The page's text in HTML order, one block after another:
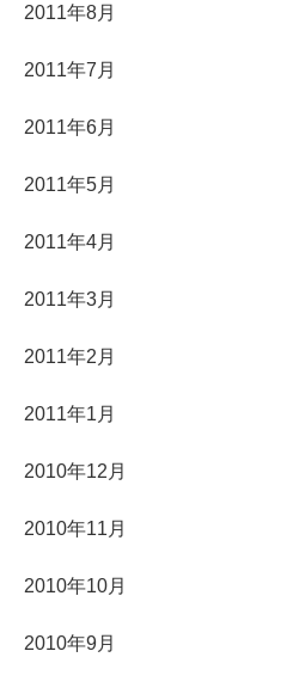
2011年8月
2011年7月
2011年6月
2011年5月
2011年4月
2011年3月
2011年2月
2011年1月
2010年12月
2010年11月
2010年10月
2010年9月